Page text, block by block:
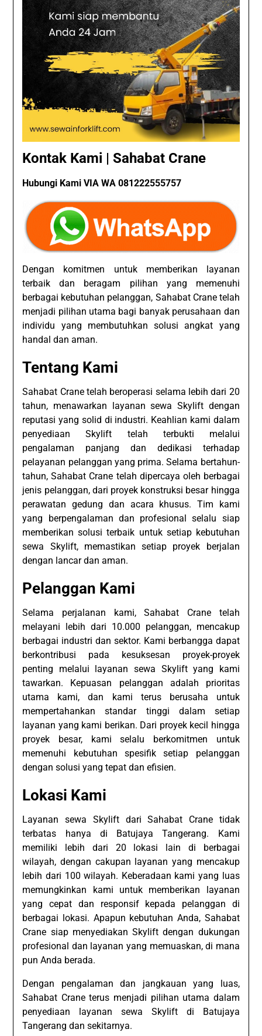
Kontak Kami | Sahabat Crane
Hubungi Kami VIA WA 081222555757
Dengan komitmen untuk memberikan layanan
terbaik dan beragam pilihan yang memenuhi
berbagai kebutuhan pelanggan, Sahabat Crane telah
menjadi pilihan utama bagi banyak perusahaan dan
individu yang membutuhkan solusi angkat yang
handal dan aman.
Tentang Kami
Sahabat Crane telah beroperasi selama lebih dari 20
tahun, menawarkan layanan sewa Skylift dengan
reputasi yang solid di industri. Keahlian kami dalam
penyediaan Skylift telah terbukti melalui
pengalaman panjang dan dedikasi terhadap
pelayanan pelanggan yang prima. Selama bertahun-
tahun, Sahabat Crane telah dipercaya oleh berbagai
jenis pelanggan, dari proyek konstruksi besar hingga
perawatan gedung dan acara khusus. Tim kami
yang berpengalaman dan profesional selalu siap
memberikan solusi terbaik untuk setiap kebutuhan
sewa Skylift, memastikan setiap proyek berjalan
dengan lancar dan aman.
Pelanggan Kami
Selama perjalanan kami, Sahabat Crane telah
melayani lebih dari 10.000 pelanggan, mencakup
berbagai industri dan sektor. Kami berbangga dapat
berkontribusi pada kesuksesan proyek-proyek
penting melalui layanan sewa Skylift yang kami
tawarkan. Kepuasan pelanggan adalah prioritas
utama kami, dan kami terus berusaha untuk
mempertahankan standar tinggi dalam setiap
layanan yang kami berikan. Dari proyek kecil hingga
proyek besar, kami selalu berkomitmen untuk
memenuhi kebutuhan spesifik setiap pelanggan
dengan solusi yang tepat dan efisien.
Lokasi Kami
Layanan sewa Skylift dari Sahabat Crane tidak
terbatas hanya di Batujaya Tangerang. Kami
memiliki lebih dari 20 lokasi lain di berbagai
wilayah, dengan cakupan layanan yang mencakup
lebih dari 100 wilayah. Keberadaan kami yang luas
memungkinkan kami untuk memberikan layanan
yang cepat dan responsif kepada pelanggan di
berbagai lokasi. Apapun kebutuhan Anda, Sahabat
Crane siap menyediakan Skylift dengan dukungan
profesional dan layanan yang memuaskan, di mana
pun Anda berada.
Dengan pengalaman dan jangkauan yang luas,
Sahabat Crane terus menjadi pilihan utama dalam
penyediaan layanan sewa Skylift di Batujaya
Tangerang dan sekitarnya.